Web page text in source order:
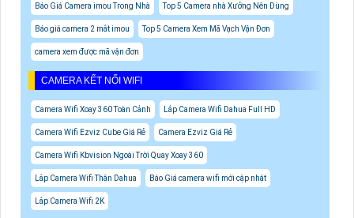
Báo Giá Camera imou Trong Nhà Top 5 Camera nhà Xưởng Nên Dùng
Báo giá camera 2 mắt imou Top 5 Camera Xem Mã Vạch Vận Đơn
camera xem được mã vận đơn
CAMERA KẾT NỐI WIFI
Camera Wifi Xoay 360 Toàn Cảnh Lắp Camera Wifi Dahua Full HD
Camera Wifi Ezviz Cube Giá Rẻ Camera Ezviz Giá Rẻ
Camera Wifi Kbvision Ngoài Trời Quay Xoay 360
Lắp Camera Wifi Thân Dahua Báo Giá camera wifi mới cập nhật
Lắp Camera Wifi 2K